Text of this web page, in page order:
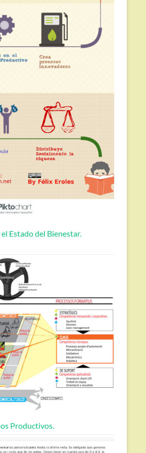
Estado del Bienestar.
Productivos.